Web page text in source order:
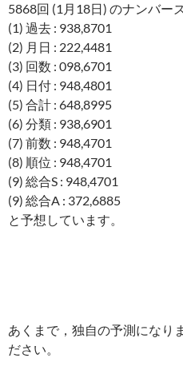
5868回 (1月18日) のナンバー
(1) 過去 : 938,8701
(2) 月日 : 222,4481
(3) 回数 : 098,6701
(4) 日付 : 948,4801
(5) 合計 : 648,8995
(6) 分類 : 938,6901
(7) 前数 : 948,4701
(8) 順位 : 948,4701
(9) 総合S : 948,4701
(9) 総合A : 372,6885
と予想しています。
あくまで，独自の予測になり
ださい。